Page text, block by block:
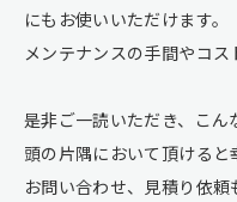
にもお使いいただけます。
メンテナンスの手間やコ
是非ご一読いただき、こん
頭の片隅において頂けると
お問い合わせ、見積り依